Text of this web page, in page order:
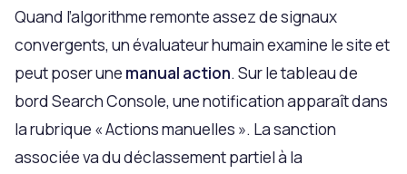
Quand l’algorithme remonte assez de signaux
convergents, un évaluateur humain examine le site et
peut poser une manual action. Sur le tableau de
bord Search Console, une notification apparaît dans
la rubrique « Actions manuelles ». La sanction
associée va du déclassement partiel à la